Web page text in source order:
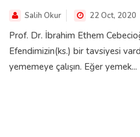
Salih Okur 22 Oct, 2020
Prof. Dr. İbrahim Ethem
Efendimizin(ks.) bir tavsiyesi
yememeye çalışın. Eğer yemek...